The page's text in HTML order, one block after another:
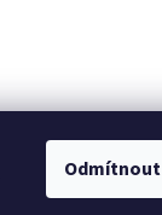
Odmítnout